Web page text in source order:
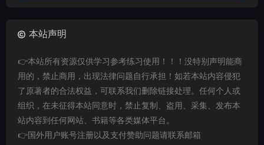
本站声明
👉本站所有资源仅供学习参考练习使用！！！没特别声明能商
用的，禁止商用，出现法律问题自行承担！如若本站内容侵犯
了原著者的合法权益，可联系我们删除链接处理。任何个人或
组织，在未征得本站同意时，禁止复制、盗用、采集、发布本
站内容到任何网站、书籍等各类媒体平台。
👉国外用户账号注册以及支付赞助问题请联系邮箱